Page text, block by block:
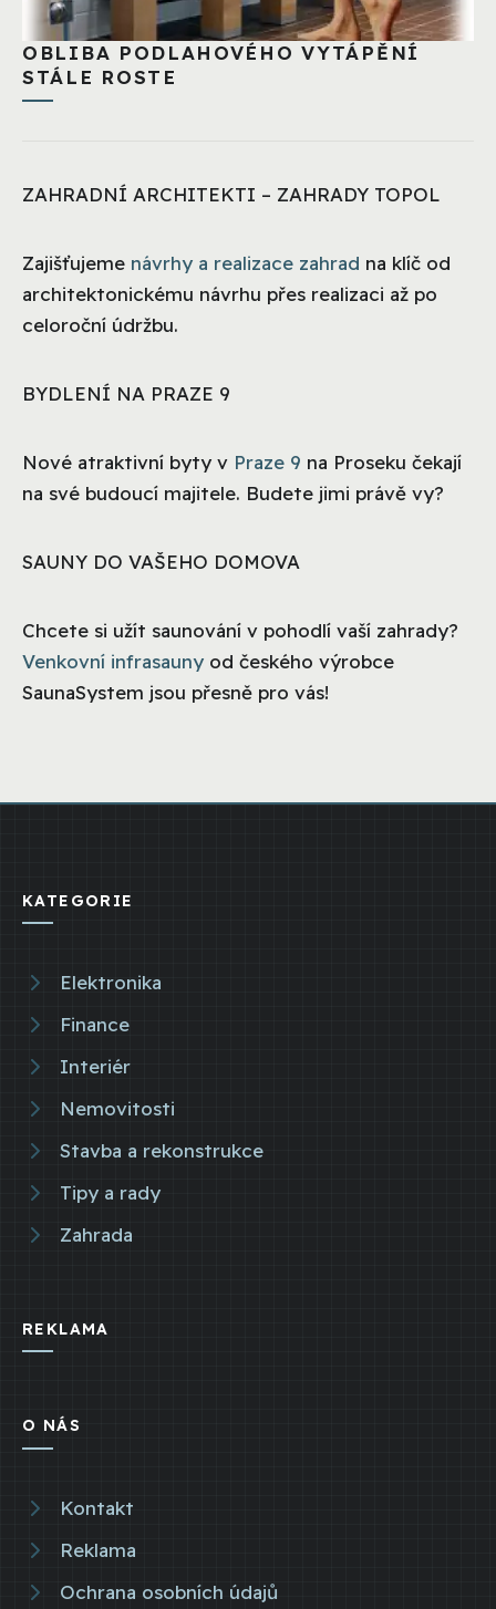
OBLIBA PODLAHOVÉHO VYTÁPĚNÍ
STÁLE ROSTE
ZAHRADNÍ ARCHITEKTI – ZAHRADY TOPOL
Zajišťujeme návrhy a realizace zahrad na klíč od
architektonickému návrhu přes realizaci až po
celoroční údržbu.
BYDLENÍ NA PRAZE 9
Nové atraktivní byty v Praze 9 na Proseku čekají
na své budoucí majitele. Budete jimi právě vy?
SAUNY DO VAŠEHO DOMOVA
Chcete si užít saunování v pohodlí vaší zahrady?
Venkovní infrasauny od českého výrobce
SaunaSystem jsou přesně pro vás!
KATEGORIE
Elektronika
Finance
Interiér
Nemovitosti
Stavba a rekonstrukce
Tipy a rady
Zahrada
REKLAMA
O NÁS
Kontakt
Reklama
Ochrana osobních údajů